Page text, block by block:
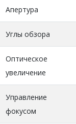
Апертура
Углы обзора
Оптическое
увеличение
Управление
фокусом